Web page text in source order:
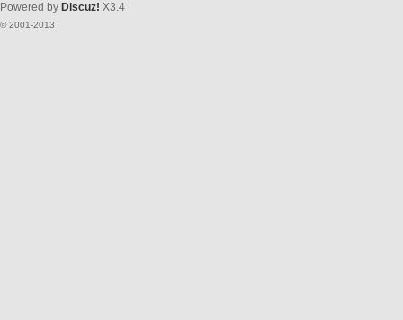
Powered by Discuz! X3.4
© 2001-2013